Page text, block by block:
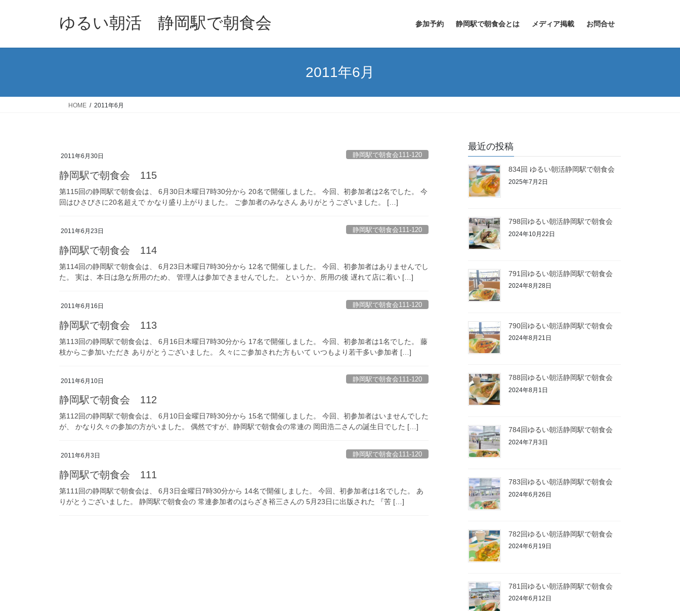
ゆるい朝活 静岡駅で朝食会 参加予約 静岡駅で朝食会とは メディア掲載 お問合せ
2011年6月
HOME 2011年6月
2011年6月30日 静岡駅で朝食会111-120
静岡駅で朝食会 115
第115回の静岡駅で朝食会は、 6月30日木曜日7時30分から 20名で開催しました。 今回、初参加者は2名でした。 今
回はひさびさに20名超えで かなり盛り上がりました。 ご参加者のみなさん ありがとうございました。 […]
2011年6月23日 静岡駅で朝食会111-120
静岡駅で朝食会 114
第114回の静岡駅で朝食会は、 6月23日木曜日7時30分から 12名で開催しました。 今回、初参加者はありませんでし
た。 実は、本日は急な所用のため、 管理人は参加できませんでした。 というか、所用の後 遅れて店に着い […]
2011年6月16日 静岡駅で朝食会111-120
静岡駅で朝食会 113
第113回の静岡駅で朝食会は、 6月16日木曜日7時30分から 17名で開催しました。 今回、初参加者は1名でした。 藤
枝からご参加いただき ありがとうございました。 久々にご参加された方もいて いつもより若干多い参加者 […]
2011年6月10日 静岡駅で朝食会111-120
静岡駅で朝食会 112
第112回の静岡駅で朝食会は、 6月10日金曜日7時30分から 15名で開催しました。 今回、初参加者はいませんでした
が、 かなり久々の参加の方がいました。 偶然ですが、静岡駅で朝食会の常連の 岡田浩二さんの誕生日でした […]
2011年6月3日 静岡駅で朝食会111-120
静岡駅で朝食会 111
第111回の静岡駅で朝食会は、 6月3日金曜日7時30分から 14名で開催しました。 今回、初参加者は1名でした。 あ
りがとうございました。 静岡駅で朝食会の 常連参加者のはらざき裕三さんの 5月23日に出版された 『苦 […]
最近の投稿
834回 ゆるい朝活静岡駅で朝食会
2025年7月2日
798回ゆるい朝活静岡駅で朝食会
2024年10月22日
791回ゆるい朝活静岡駅で朝食会
2024年8月28日
790回ゆるい朝活静岡駅で朝食会
2024年8月21日
788回ゆるい朝活静岡駅で朝食会
2024年8月1日
784回ゆるい朝活静岡駅で朝食会
2024年7月3日
783回ゆるい朝活静岡駅で朝食会
2024年6月26日
782回ゆるい朝活静岡駅で朝食会
2024年6月19日
781回ゆるい朝活静岡駅で朝食会
2024年6月12日